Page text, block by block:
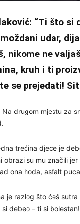
“Ti što si
udar,
nikome ne
kruh i ti
se prejedati!
drugom mjestu za
trećina djece je
obrazi su mu značili
ona hoda, asfalt
je razlog što ćeš
debeo – ti si